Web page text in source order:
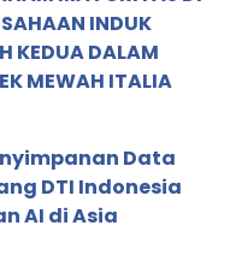
INDUK
KEDUA DALAM
MEWAH ITALIA
Data
DTI Indonesia
AI di Asia